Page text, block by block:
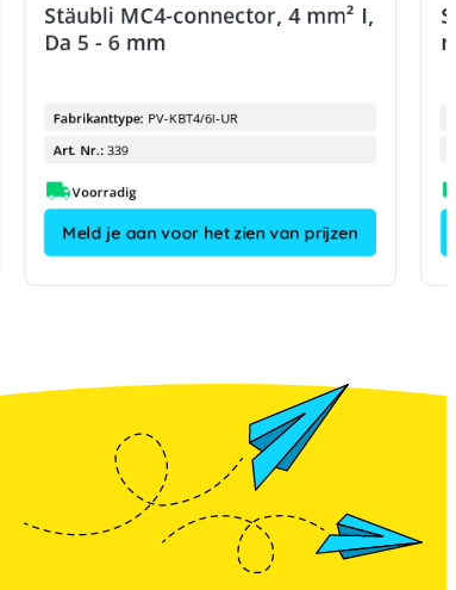
Stäubli MC4-connector, 4 mm² I,
Da 5 - 6 mm
Fabrikanttype: PV-KBT4/6I-UR
Art. Nr.: 339
Voorradig
Meld je aan voor het zien van prijzen